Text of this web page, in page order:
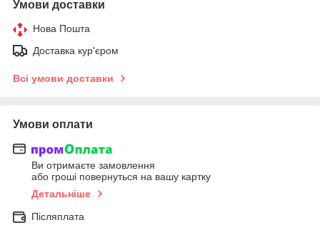
Умови доставки
Нова Пошта
Доставка кур'єром
Всі умови доставки
Умови оплати
Ви отримаєте замовлення
або гроші повернуться на вашу картку
Детальніше
Післяплата